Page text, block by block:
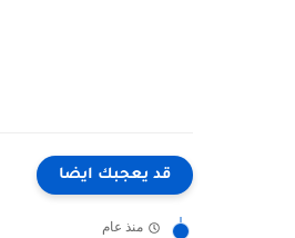
قد يعجبك ايضا
منذ عام